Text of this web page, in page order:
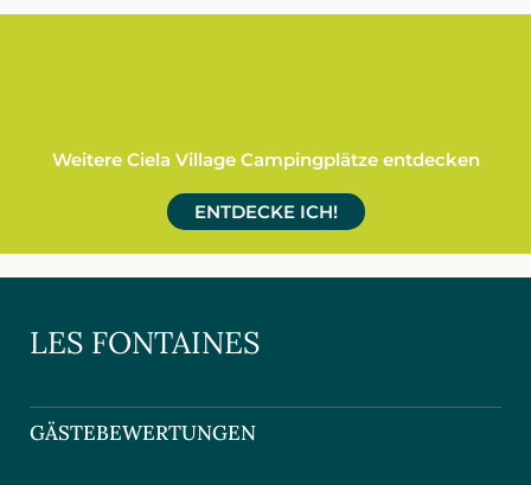
Weitere Ciela Village Campingplätze entdecken
ENTDECKE ICH!
LES FONTAINES
GÄSTEBEWERTUNGEN